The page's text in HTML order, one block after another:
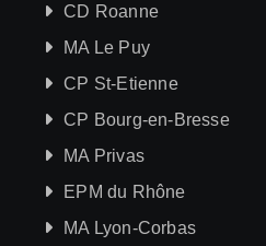
CD Roanne
MA Le Puy
CP St-Etienne
CP Bourg-en-Bresse
MA Privas
EPM du Rhône
MA Lyon-Corbas